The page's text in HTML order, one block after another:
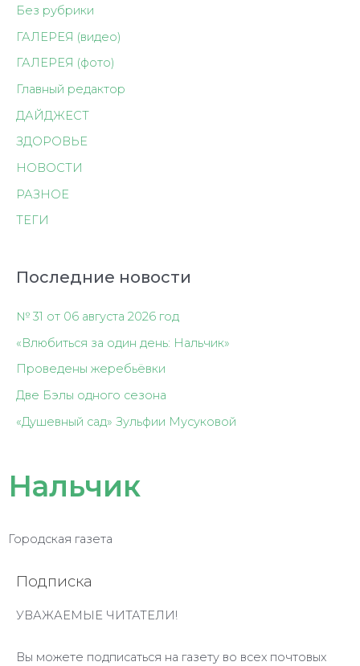
Без рубрики
ГАЛЕРЕЯ (видео)
ГАЛЕРЕЯ (фото)
Главный редактор
ДАЙДЖЕСТ
ЗДОРОВЬЕ
НОВОСТИ
РАЗНОЕ
ТЕГИ
Последние новости
№ 31 от 06 августа 2026 год
«Влюбиться за один день: Нальчик»
Проведены жеребьёвки
Две Бэлы одного сезона
«Душевный сад» Зульфии Мусуковой
Нальчик
Городская газета
Подписка
УВАЖАЕМЫЕ ЧИТАТЕЛИ!
Вы можете подписаться на газету во всех почтовых